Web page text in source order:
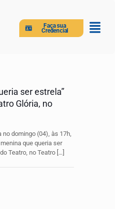
Faça sua
Credencial
ser estrela”
Glória, no
no domingo (04), às 17h,
que queria ser
Teatro, no Teatro […]